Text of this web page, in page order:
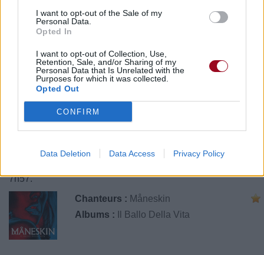
I want to opt-out of the Sale of my
Personal Data.
Opted In
I want to opt-out of Collection, Use,
Retention, Sale, and/or Sharing of my
Personal Data that Is Unrelated with the
Purposes for which it was collected.
Opted Out
CONFIRM
Data Deletion Data Access Privacy Policy
7h57.
Chanteurs : Måneskin
Albums :
Il Ballo Della Vita